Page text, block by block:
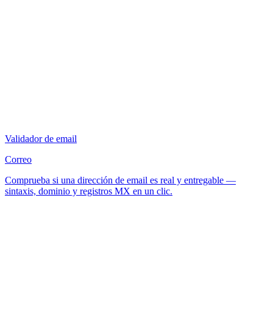
Validador de email
Correo
Comprueba si una dirección de email es real y entregable —
sintaxis, dominio y registros MX en un clic.